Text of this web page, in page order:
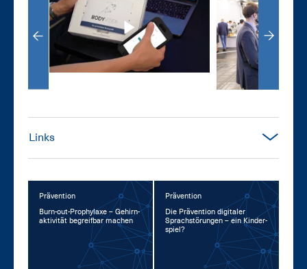
Links
Prävention
Burn-out-Pro­phy­la­xe – Ge­hirn­
ak­ti­vi­tät be­greif­bar ma­chen
Prävention
Die Prä­ven­ti­on di­gi­ta­ler
Sprach­stö­run­gen – ein Kin­der­
spiel?